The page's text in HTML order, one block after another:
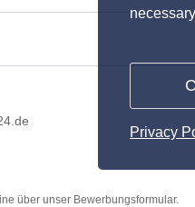
Privacy
über unser Bewerbungsformular.